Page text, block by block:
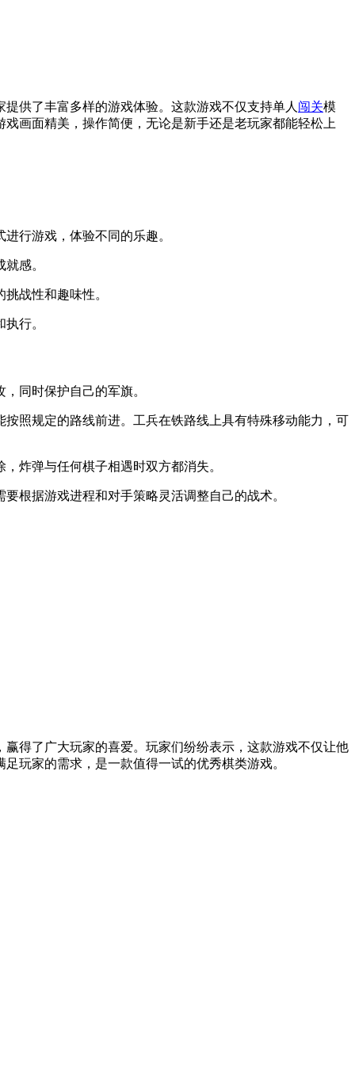
供了丰富多样的游戏体验。这款游戏不仅支持单人 闯关模
画面精美，操作简便，无论是新手还是老玩家都能轻松上
行游戏，体验不同的乐趣。
感。
战性和趣味性。
行。
同时保护自己的军旗。
照规定的路线前进。工兵在铁路线上具有特殊移动能力，可
炸弹与任何棋子相遇时双方都消失。
根据游戏进程和对手策略灵活调整自己的战术。
得了广大玩家的喜爱。玩家们纷纷表示，这款游戏不仅让他
玩家的需求，是一款值得一试的优秀棋类游戏。